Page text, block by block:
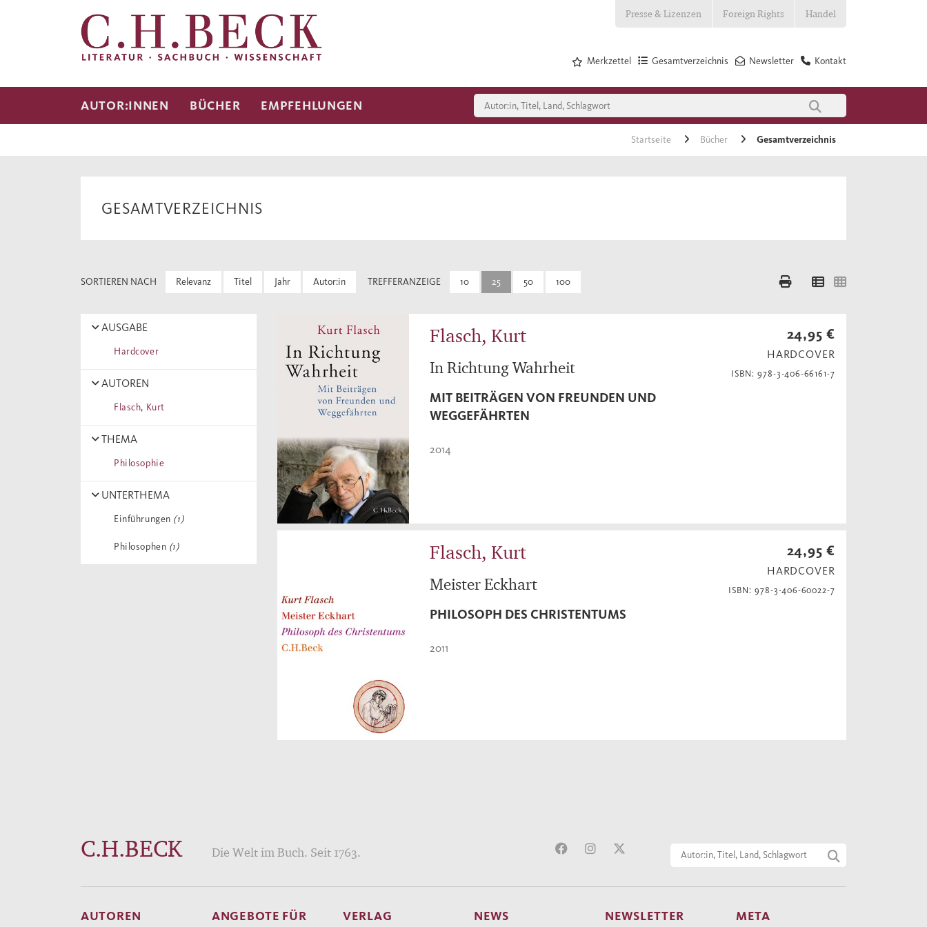
Presse & Lizenzen Foreign Rights Handel
Kontakt
Newsletter
Gesamtverzeichnis
Merkzettel
AUTOR:INNEN BÜCHER EMPFEHLUNGEN
Startseite Bücher Gesamtverzeichnis
GESAMTVERZEICHNIS
SORTIEREN NACH Relevanz Titel Jahr Autor:in TREFFERANZEIGE 10 25 50 100
AUSGABE
Hardcover
AUTOREN
Flasch, Kurt
THEMA
Philosophie
UNTERTHEMA
Einführungen (1)
Philosophen (1)
Flasch, Kurt
In Richtung Wahrheit
MIT BEITRÄGEN VON FREUNDEN UND
WEGGEFÄHRTEN
2014
24,95 €
HARDCOVER
ISBN: 978-3-406-66161-7
Flasch, Kurt
Meister Eckhart
PHILOSOPH DES CHRISTENTUMS
2011
24,95 €
HARDCOVER
ISBN: 978-3-406-60022-7
C.H.BECK Die Welt im Buch. Seit 1763.
AUTOREN ANGEBOTE FÜR VERLAG NEWS NEWSLETTER META